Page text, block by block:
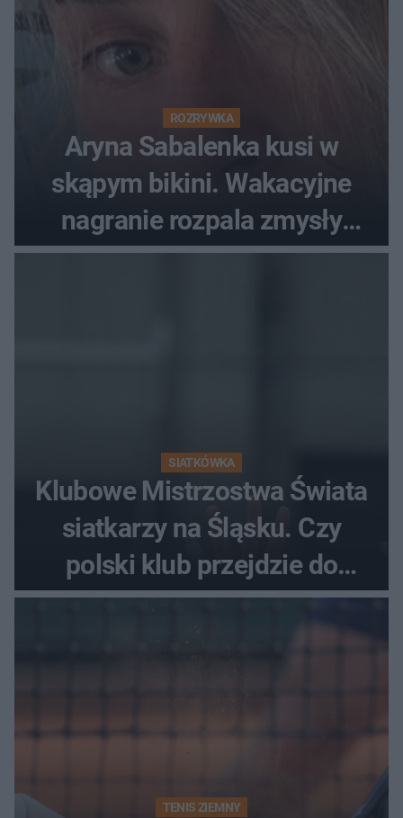
ROZRYWKA
Aryna Sabalenka kusi w
skąpym bikini. Wakacyjne
nagranie rozpala zmysły
fanów
SIATKÓWKA
Klubowe Mistrzostwa Świata
siatkarzy na Śląsku. Czy
polski klub przejdzie do
historii
TENIS ZIEMNY